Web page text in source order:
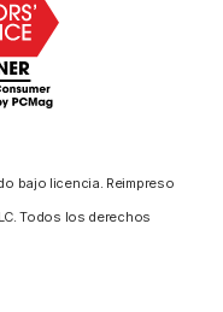
bajo licencia. Reimpreso
Todos los derechos